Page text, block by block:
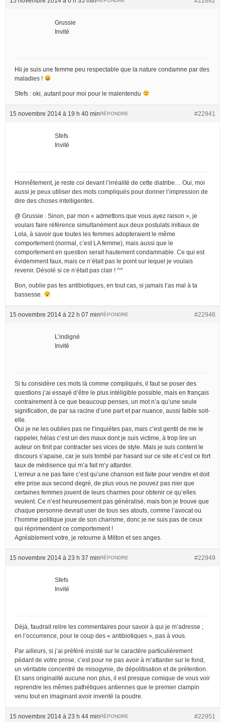
Grussie
Invité
Hii je suis une femme peu respectable que la nature condamne par des
maladies !
Sfefs : oki, autant pour moi pour le malentendu
15 novembre 2014 à 19 h 40 min #22941
RÉPONDRE
Sfefs
Invité
Honnêtement, je reste coi devant l’irréalité de cette diatribe… Oui, moi
aussi je peux utiliser des mots compliqués pour donner l’impression de
dire des choses intelligentes.
@ Grussie : Sinon, par mon « admettons que vous ayez raison », je
voulais faire référence simultanément aux deux postulats initiaux de
Lola, à savoir que toutes les femmes adopteraient le même
comportement (normal, c’est LA femme), mais aussi que le
comportement en question serait hautement condamnable. Ce qui est
évidemment faux, mais ce n’était pas le point sur lequel je voulais
revenir. Désolé si ce n’était pas clair ! ^^
Bon, oublie pas tes antibiotiques, en tout cas, si jamais t’as mal à ta
bassesse.
15 novembre 2014 à 22 h 07 min #22946
RÉPONDRE
L’indigné
Invité
Si tu considère ces mots là comme compliqués, il faut se poser des
questions j’ai essayé d’être le plus intéligible possible, mais en français
contrairement à ce que beaucoup penses, un mot n’a qu’une seule
signification, de par sa racine d’une part et par nuance, aussi faible soit-
elle.
Oui je ne les oublies pas ne t’inquiètes pas, mais c’est gentil de me le
rappeler, hélas c’est un des maux dont je suis victime, à trop lire un
auteur on finit par contracter ses vices de style. Mais je suis content le
discours s’apaise, car je suis tombé par hasard sur ce site et c’est ce fort
taux de médisence qui m’a fait m’y attarder.
L’erreur a ne pas faire c’est qu’une chanson est faite pour vendre et doit
etre prise aux second degré, de plus vous ne pouvez pas nier que
certaines femmes jouent de leurs charmes pour obtenir ce qu’elles
veulent. Ce n’est heureusement pas généralisé, mais bon je trouve que
chaque personne devrait user de tous ses atouts, comme l’avocat ou
l’homme politique joue de son charisme, donc je ne suis pas de ceux
qui réprimendent ce comportement !
Agréablement votre, je retourne à Milton et ses anges.
15 novembre 2014 à 23 h 37 min #22949
RÉPONDRE
Sfefs
Invité
Déjà, faudrait relire les commentaires pour savoir à qui je m’adresse ;
en l’occurrence, pour le coup des « antibiotiques », pas à vous.
Par ailleurs, si j’ai préféré insisté sur le caractère particulièrement
pédant de votre prose, c’est pour ne pas avoir à m’attarder sur le fond,
un véritable concentré de misogynie, de dépolitisation et de prétention.
Et sans originalité aucune non plus, il est presque comique de vous voir
reprendre les mêmes pathétiques antiennes que le premier clampin
venu tout en imaginant avoir inventé la poudre.
15 novembre 2014 à 23 h 44 min #22951
RÉPONDRE